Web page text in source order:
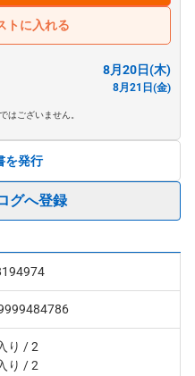
トに入れる
8月20日(木)
8月21日(金)
はございません。
を発行
グへ登録
り / 2
り / 2